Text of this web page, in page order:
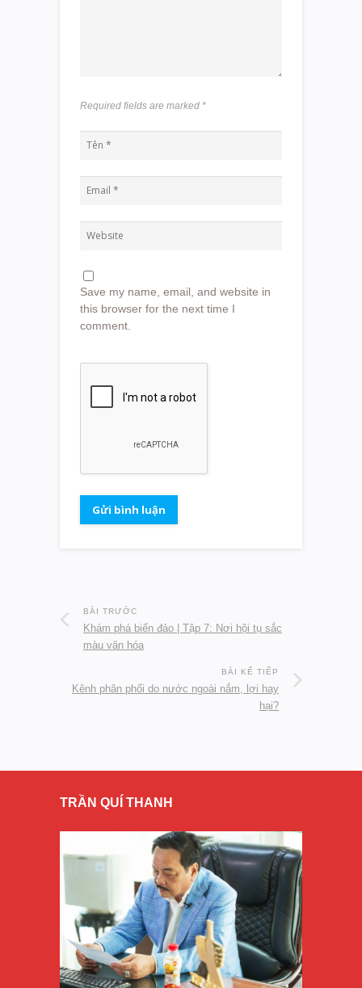
Required fields are marked *
Save my name, email, and website in
this browser for the next time I
comment.
BÀI TRƯỚC
Khám phá biển đảo | Tập 7: Nơi hội tụ sắc
màu văn hóa
BÀI KẾ TIẾP
Kênh phân phối do nước ngoài nắm, lợi hay
hại?
TRẦN QUÍ THANH